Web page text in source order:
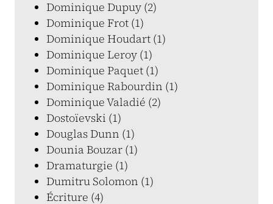
Dominique Dupuy (2)
Dominique Frot (1)
Dominique Houdart (1)
Dominique Leroy (1)
Dominique Paquet (1)
Dominique Rabourdin (1)
Dominique Valadié (2)
Dostoïevski (1)
Douglas Dunn (1)
Dounia Bouzar (1)
Dramaturgie (1)
Dumitru Solomon (1)
Écriture (4)